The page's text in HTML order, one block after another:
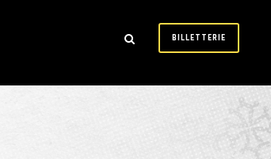
BILLETTERIE